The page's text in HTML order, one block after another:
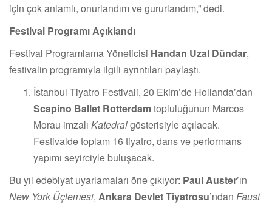
için çok anlamlı, onurlandım ve gururlandım,” dedi.
Festival Programı Açıklandı
Festival Programlama Yöneticisi Handan Uzal Dündar,
festivalin programıyla ilgili ayrıntıları paylaştı.
İstanbul Tiyatro Festivali, 20 Ekim’de Hollanda’dan
Scapino Ballet Rotterdamtopluluğunun Marcos
Morau imzalı Katedralgösterisiyle açılacak.
Festivalde toplam 16 tiyatro, dans ve performans
yapımı seyirciyle buluşacak.
Bu yıl edebiyat uyarlamaları öne çıkıyor: Paul Auster’ın
New York Üçlemesi, Ankara Devlet Tiyatrosu’ndan Faust